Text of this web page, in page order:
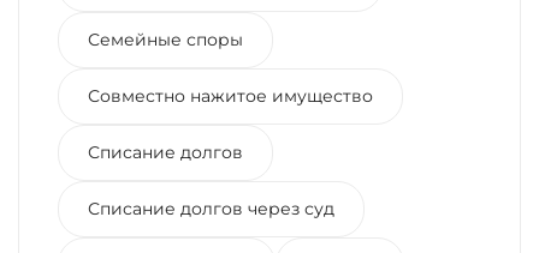
Семейные споры
Совместно нажитое имущество
Списание долгов
Списание долгов через суд